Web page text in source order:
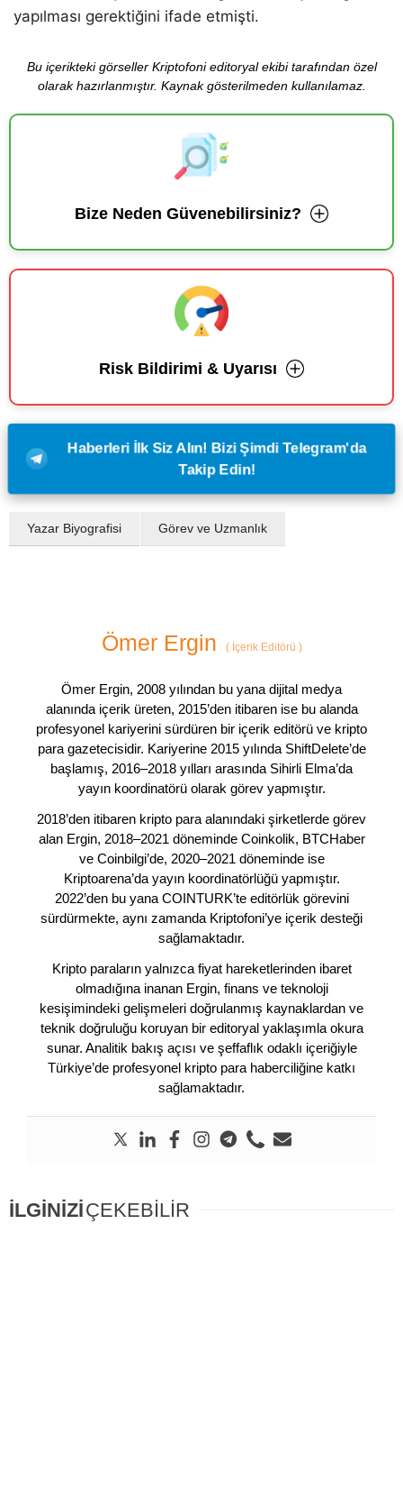
yapılması gerektiğini ifade etmişti.
Bu içerikteki görseller Kriptofoni editoryal ekibi tarafından özel
olarak hazırlanmıştır. Kaynak gösterilmeden kullanılamaz.
Bize Neden Güvenebilirsiniz?
Risk Bildirimi & Uyarısı
Haberleri İlk Siz Alın! Bizi Şimdi Telegram'da
Takip Edin!
Yazar Biyografisi Görev ve Uzmanlık
Ömer Ergin (İçerik Editörü )
Ömer Ergin, 2008 yılından bu yana dijital medya
alanında içerik üreten, 2015’den itibaren ise bu alanda
profesyonel kariyerini sürdüren bir içerik editörü ve kripto
para gazetecisidir. Kariyerine 2015 yılında ShiftDelete’de
başlamış, 2016–2018 yılları arasında Sihirli Elma’da
yayın koordinatörü olarak görev yapmıştır.
2018’den itibaren kripto para alanındaki şirketlerde görev
alan Ergin, 2018–2021 döneminde Coinkolik, BTCHaber
ve Coinbilgi’de, 2020–2021 döneminde ise
Kriptoarena’da yayın koordinatörlüğü yapmıştır.
2022’den bu yana COINTURK’te editörlük görevini
sürdürmekte, aynı zamanda Kriptofoni’ye içerik desteği
sağlamaktadır.
Kripto paraların yalnızca fiyat hareketlerinden ibaret
olmadığına inanan Ergin, finans ve teknoloji
kesişimindeki gelişmeleri doğrulanmış kaynaklardan ve
teknik doğruluğu koruyan bir editoryal yaklaşımla okura
sunar. Analitik bakış açısı ve şeffaflık odaklı içeriğiyle
Türkiye’de profesyonel kripto para haberciliğine katkı
sağlamaktadır.
İLGİNİZİÇEKEBİLİR